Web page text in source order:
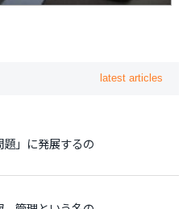
latest articles
」に発展するの